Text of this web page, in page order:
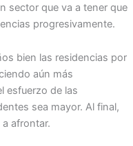
sector que va a tener que
progresivamente.
bien las residencias por
aún más
esfuerzo de las
sea mayor. Al final,
afrontar.